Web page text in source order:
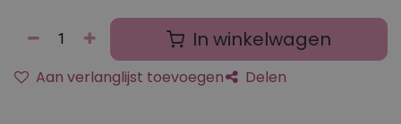
In winkelwagen
Aan verlanglijst toevoegen Delen